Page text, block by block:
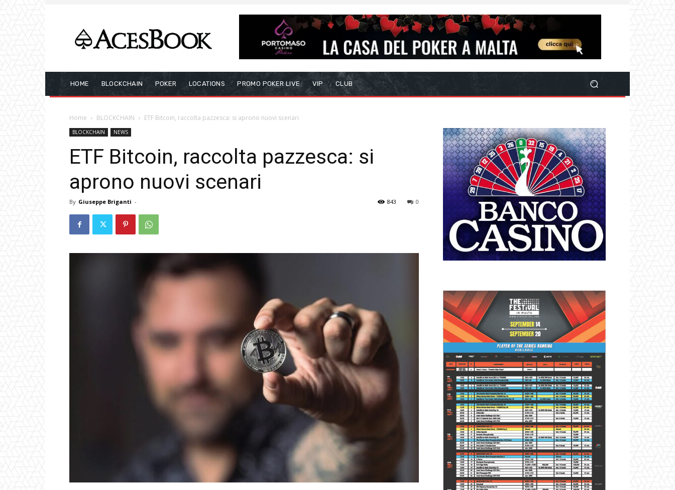
HOME BLOCKCHAIN POKER LOCATIONS PROMO POKER LIVE VIP CLUB
Home BLOCKCHAIN ETF Bitcoin, raccolta pazzesca: si aprono nuovi scenari
BLOCKCHAIN NEWS
ETF Bitcoin, raccolta pazzesca: si
aprono nuovi scenari
By Giuseppe Briganti - 0
843